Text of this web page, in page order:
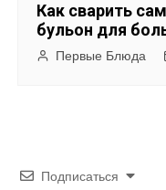
Как сварить
бульон для
Первые Блюда
Подписаться